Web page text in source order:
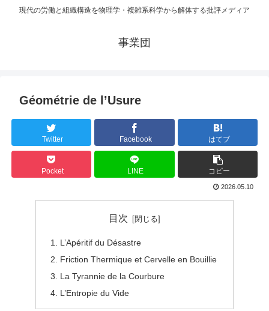
現代の労働と組織構造を物理学・複雑系科学から解体する批評メディア
事業団
Géométrie de l’Usure
Twitter Facebook はてブ
Pocket LINE コピー
2026.05.10
目次
L’Apéritif du Désastre
Friction Thermique et Cervelle en Bouillie
La Tyrannie de la Courbure
L’Entropie du Vide